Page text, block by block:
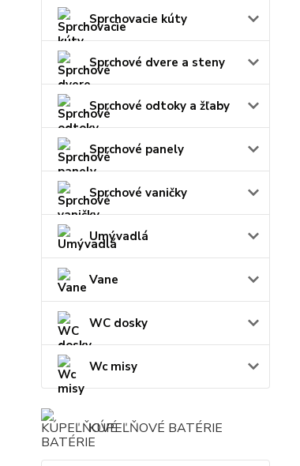
Sprchovacie kúty
Sprchové dvere a steny
Sprchové odtoky a žľaby
Sprchové panely
Sprchové vaničky
Umývadlá
Vane
WC dosky
Wc misy
KÚPEĽŇOVÉ BATÉRIE